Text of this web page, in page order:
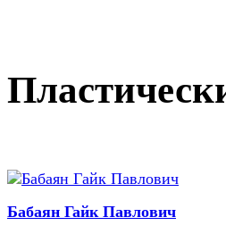
Бабаян Гайк Павлович